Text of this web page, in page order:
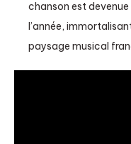
chanson est devenue
l’année,
paysage musical